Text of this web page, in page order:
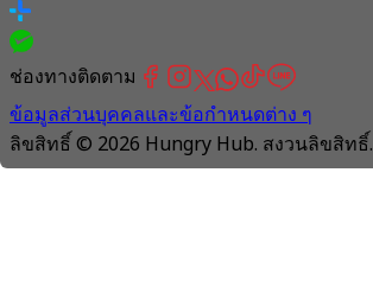
ช่องทางติดตาม
ข้อมูลส่วนบุคคลและข้อกำหนดต่าง ๆ
ลิขสิทธิ์ © 2026 Hungry Hub. สงวนลิขสิทธิ์.
Connection